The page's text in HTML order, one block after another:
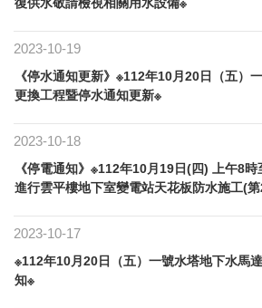
2023-10-19
《停水通知更新》※112年10月20日（五）
更換工程暨停水通知更新※
2023-10-18
《停電通知》※112年10月19日(四) 上午8
進行雲平樓地下室變電站天花板防水施工(
2023-10-17
※112年10月20日（五）一號水塔地下水馬
知※